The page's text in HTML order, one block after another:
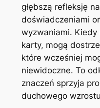
głębszą refleksję
doświadczeniami
wyzwaniami. Kiedy
karty, mogą
które wcześniej
niewidoczne. To
znaczeń sprzyja
duchowego